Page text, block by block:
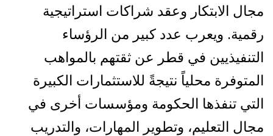
مجال الابتكار وعقد شراكات استراتيجية
رقمية. ويعرب عدد كبير من الرؤساء
التنفيذيين في قطر عن ثقتهم بالمواهب
المتوفرة محلياً نتيجةً للاستثمارات الكبيرة
التي تنفذها الحكومة ومؤسسات أخرى في
مجال التعليم، وتطوير المهارات، والتدريب